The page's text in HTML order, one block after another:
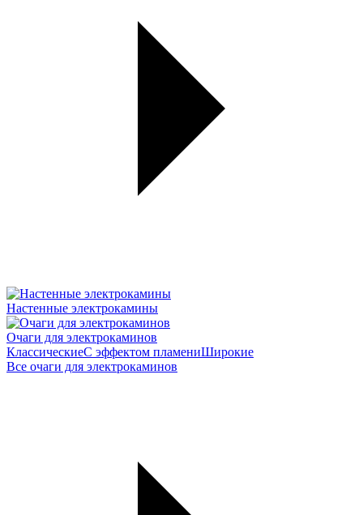
Настенные электрокамины
Очаги для электрокаминов
КлассическиеС эффектом пламениШирокие
Все очаги для электрокаминов